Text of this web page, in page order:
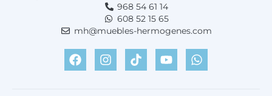
968 54 61 14
608 52 15 65
mh@muebles-hermogenes.com
F
a
c
I
n
s
T
i
k
Y
o
u
W
h
a